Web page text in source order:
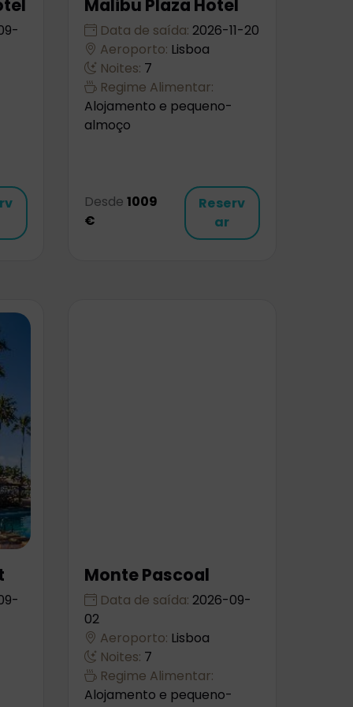
Malibu Plaza Hotel
Data de saída: 2026-11-20
Aeroporto: Lisboa
Noites: 7
Regime Alimentar:
Alojamento e pequeno-
almoço
Desde 1009
€
Reserv
ar
Monte Pascoal
Data de saída: 2026-09-
02
Aeroporto: Lisboa
Noites: 7
Regime Alimentar:
Alojamento e pequeno-